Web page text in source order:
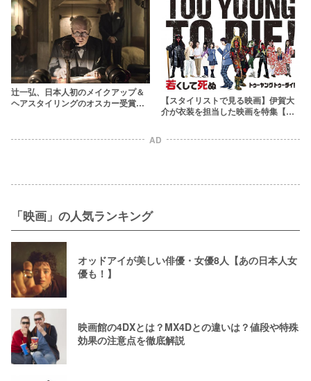
辻一弘、日本人初のメイクアップ＆
ヘアスタイリングのオスカー受賞者
【スタイリストで見る映画】伊賀大
介が衣装を担当した映画を特集【ア
AD
「映画」の人気ランキング
オッドアイが美しい俳優・女優8人【あの日本人女
優も！】
映画館の4DXとは？MX4Dとの違いは？値段や特殊
効果の注意点を徹底解説